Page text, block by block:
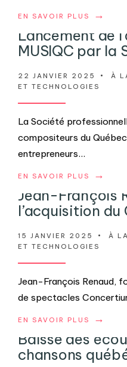
EN SAVOIR PLUS →
Lancement de
MUSIQC par la
22 JANVIER 2025 • À
ET TECHNOLOGIES
La Société
compositeurs du
entrepreneurs...
EN SAVOIR PLUS →
Jean-François
l’acquisition
15 JANVIER 2025 • À
ET TECHNOLOGIES
Jean-François Renaud,
de spectacles
EN SAVOIR PLUS →
Baisse des
chansons